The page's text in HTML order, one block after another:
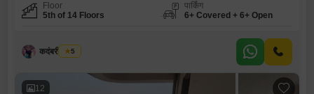
Floor
5th of 14 Floors
पार्किंग
6+ Covered + 6+ Open
कदंबरी मेश्राम
5
12